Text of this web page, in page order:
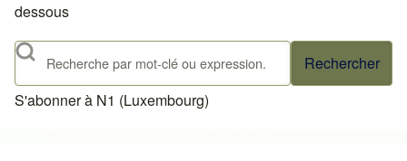
dessous
Rechercher
S'abonner à N1 (Luxembourg)